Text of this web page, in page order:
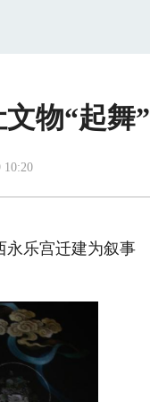
物“起舞”
10:20
乐宫迁建为叙事